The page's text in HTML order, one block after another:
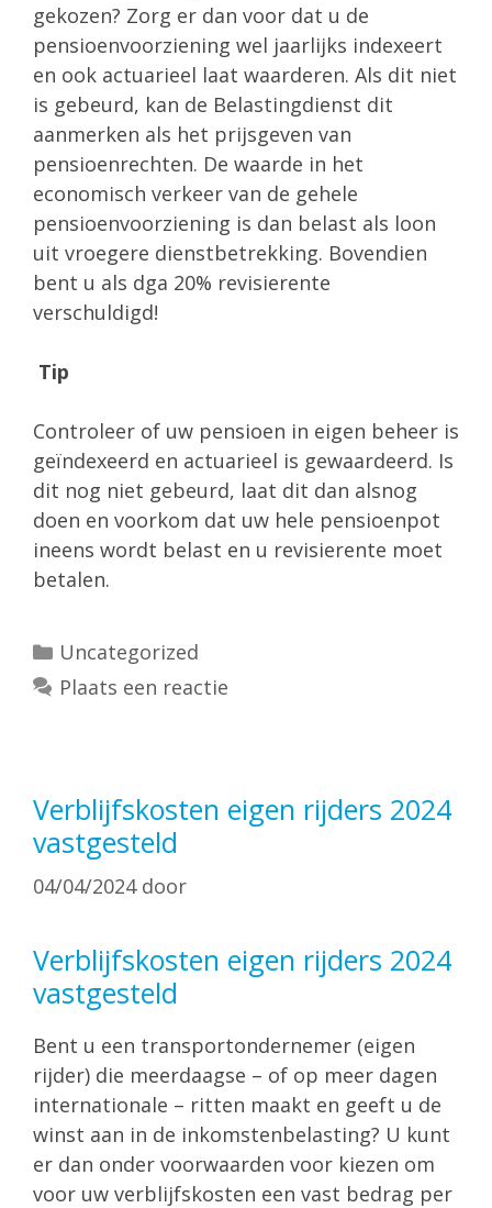
gekozen? Zorg er dan voor dat u de
pensioenvoorziening wel jaarlijks indexeert
en ook actuarieel laat waarderen. Als dit niet
is gebeurd, kan de Belastingdienst dit
aanmerken als het prijsgeven van
pensioenrechten. De waarde in het
economisch verkeer van de gehele
pensioenvoorziening is dan belast als loon
uit vroegere dienstbetrekking. Bovendien
bent u als dga 20% revisierente
verschuldigd!
Tip
Controleer of uw pensioen in eigen beheer is
geïndexeerd en actuarieel is gewaardeerd. Is
dit nog niet gebeurd, laat dit dan alsnog
doen en voorkom dat uw hele pensioenpot
ineens wordt belast en u revisierente moet
betalen.
Categorieën
Uncategorized
Plaats een reactie
Verblijfskosten eigen rijders 2024
vastgesteld
04/04/2024 door
Verblijfskosten eigen rijders 2024
vastgesteld
Bent u een transportondernemer (eigen
rijder) die meerdaagse – of op meer dagen
internationale – ritten maakt en geeft u de
winst aan in de inkomstenbelasting? U kunt
er dan onder voorwaarden voor kiezen om
voor uw verblijfskosten een vast bedrag per